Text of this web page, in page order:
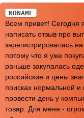
NONAME
Всем привет! Сегодня
написать отзыв про
зарегистрировалась
потому что я уже
раньше закупалась
российские и цены
поисках нормальной
провести день у
товар. Для меня -